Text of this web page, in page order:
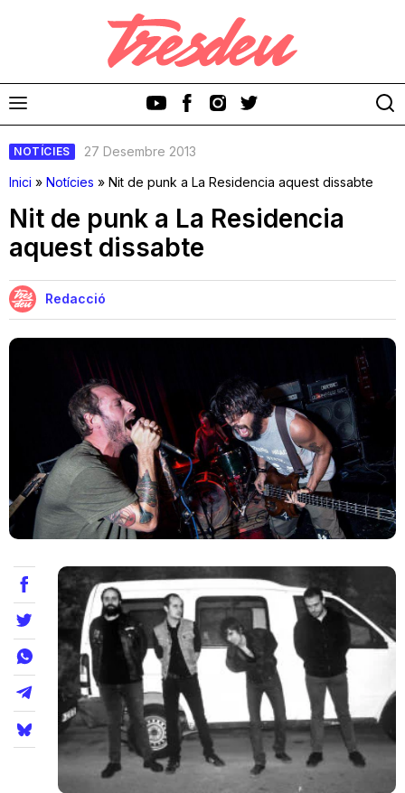
Discos
Cinema i Televisió
Teatre
Internet
Opinió
Llibres
La Llista
Llocs
NOTÍCIES
27 Desembre 2013
Inici » Notícies » Nit de punk a La Residencia aquest dissabte
Nit de punk a La Residencia
aquest dissabte
Redacció